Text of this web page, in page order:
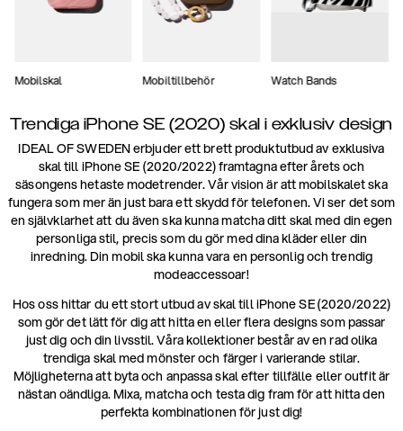
Mobilskal Mobiltillbehör Watch Bands
Trendiga iPhone SE (2020) skal i exklusiv design
IDEAL OF SWEDEN erbjuder ett brett produktutbud av exklusiva
skal till iPhone SE (2020/2022) framtagna efter årets och
säsongens hetaste modetrender. Vår vision är att mobilskalet ska
fungera som mer än just bara ett skydd för telefonen. Vi ser det som
en självklarhet att du även ska kunna matcha ditt skal med din egen
personliga stil, precis som du gör med dina kläder eller din
inredning. Din mobil ska kunna vara en personlig och trendig
modeaccessoar!
Hos oss hittar du ett stort utbud av skal till iPhone SE (2020/2022)
som gör det lätt för dig att hitta en eller flera designs som passar
just dig och din livsstil. Våra kollektioner består av en rad olika
trendiga skal med mönster och färger i varierande stilar.
Möjligheterna att byta och anpassa skal efter tillfälle eller outfit är
nästan oändliga. Mixa, matcha och testa dig fram för att hitta den
perfekta kombinationen för just dig!